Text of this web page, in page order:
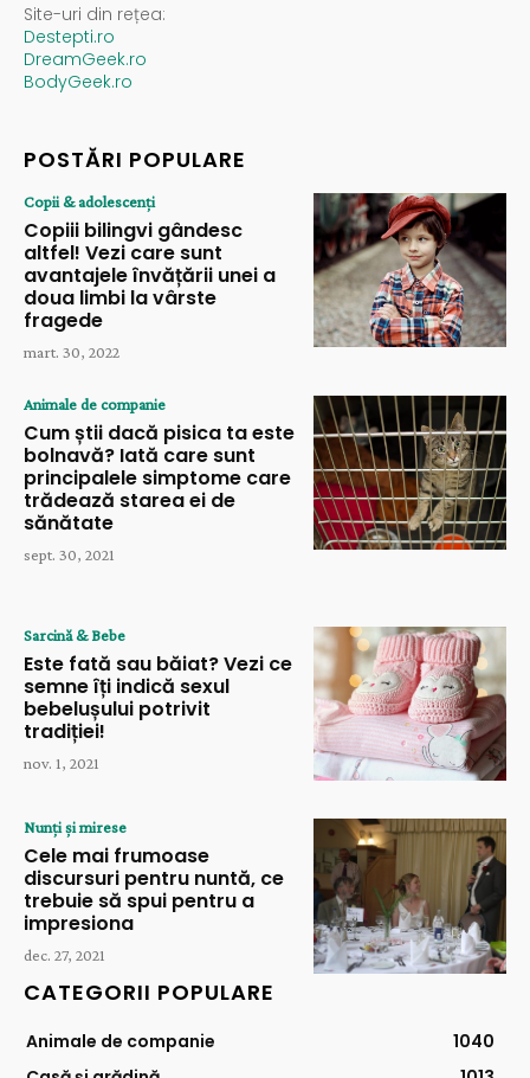
Site-uri din rețea:
Destepti.ro
DreamGeek.ro
BodyGeek.ro
POSTĂRI POPULARE
Copii & adolescenți
Copiii bilingvi gândesc
altfel! Vezi care sunt
avantajele învățării unei a
doua limbi la vârste
fragede
mart. 30, 2022
Animale de companie
Cum știi dacă pisica ta este
bolnavă? Iată care sunt
principalele simptome care
trădează starea ei de
sănătate
sept. 30, 2021
Sarcină & Bebe
Este fată sau băiat? Vezi ce
semne îți indică sexul
bebelușului potrivit
tradiției!
nov. 1, 2021
Nunți și mirese
Cele mai frumoase
discursuri pentru nuntă, ce
trebuie să spui pentru a
impresiona
dec. 27, 2021
CATEGORII POPULARE
Animale de companie
1040